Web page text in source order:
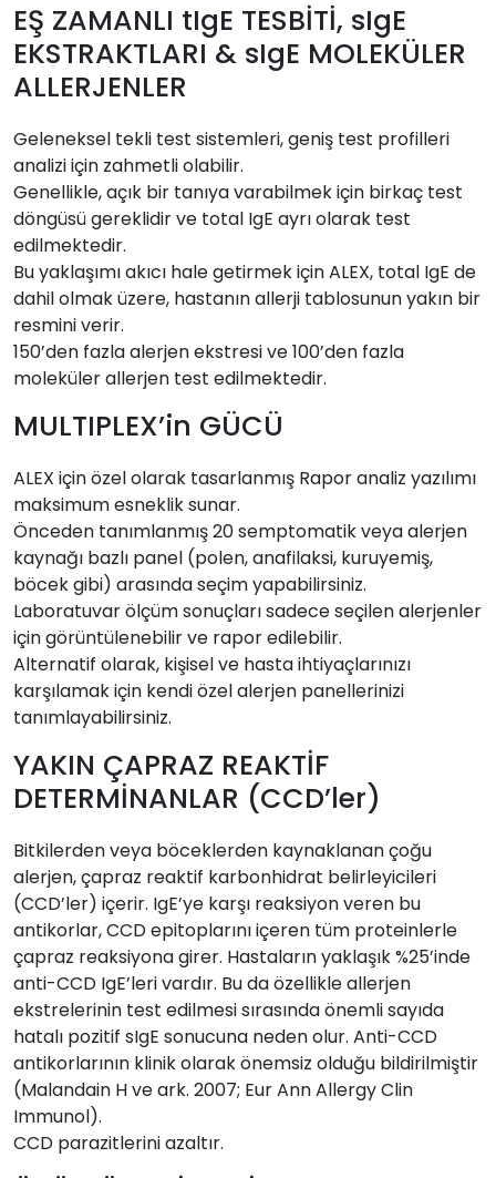
EŞ ZAMANLI tIgE TESBİTİ, sIgE
EKSTRAKTLARI & sIgE MOLEKÜLER
ALLERJENLER
Geleneksel tekli test sistemleri, geniş test profilleri
analizi için zahmetli olabilir.
Genellikle, açık bir tanıya varabilmek için birkaç test
döngüsü gereklidir ve total IgE ayrı olarak test
edilmektedir.
Bu yaklaşımı akıcı hale getirmek için ALEX, total IgE de
dahil olmak üzere, hastanın allerji tablosunun yakın bir
resmini verir.
150’den fazla alerjen ekstresi ve 100’den fazla
moleküler allerjen test edilmektedir.
MULTIPLEX’in GÜCÜ
ALEX için özel olarak tasarlanmış Rapor analiz yazılımı
maksimum esneklik sunar.
Önceden tanımlanmış 20 semptomatik veya alerjen
kaynağı bazlı panel (polen, anafilaksi, kuruyemiş,
böcek gibi) arasında seçim yapabilirsiniz.
Laboratuvar ölçüm sonuçları sadece seçilen alerjenler
için görüntülenebilir ve rapor edilebilir.
Alternatif olarak, kişisel ve hasta ihtiyaçlarınızı
karşılamak için kendi özel alerjen panellerinizi
tanımlayabilirsiniz.
YAKIN ÇAPRAZ REAKTİF
DETERMİNANLAR (CCD’ler)
Bitkilerden veya böceklerden kaynaklanan çoğu
alerjen, çapraz reaktif karbonhidrat belirleyicileri
(CCD’ler) içerir. IgE’ye karşı reaksiyon veren bu
antikorlar, CCD epitoplarını içeren tüm proteinlerle
çapraz reaksiyona girer. Hastaların yaklaşık %25’inde
anti-CCD IgE’leri vardır. Bu da özellikle allerjen
ekstrelerinin test edilmesi sırasında önemli sayıda
hatalı pozitif sIgE sonucuna neden olur. Anti-CCD
antikorlarının klinik olarak önemsiz olduğu bildirilmiştir
(Malandain H ve ark. 2007; Eur Ann Allergy Clin
Immunol).
CCD parazitlerini azaltır.